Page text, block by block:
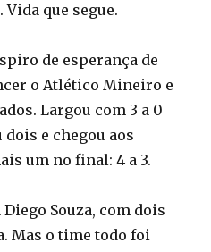
que segue.
de esperança de
o Atlético Mineiro e
Largou com 3 a 0
e chegou aos
um no final: 4 a 3.
Souza, com dois
Mas o time todo foi